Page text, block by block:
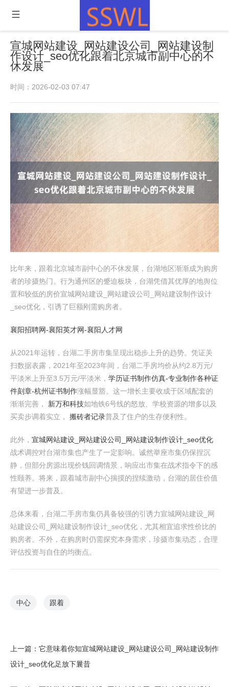
宣城网站建设_网站建设公司_网站建设制
作设计_seo优化跟着北京城市副中心的不
休发展
时间：2026-02-03 07:47
比年来，跟着北京城市副中心的不休发展，台湖地区渐渐成为购房
者的珍摄热门。行为通州区的蹙迫板块，台湖凭借其优厚的地舆位
置和较低的房价宣城网站建设_网站建设公司_网站建设制作设计
_seo优化，引诱了巨额刚需购房者。
襄阳招聘网-襄阳英才网-襄阳人才网
从2021年运转，台湖二手房市集呈现出稳步上升的趋势。凭证关
扫数据表露，2021年至2023年间，台湖二手房均价从约2.8万元/
平淡米上升至3.5万元/平淡米， 学历证书制作仿真-专业制作各种证
件刻章-杭州证书制作涨幅显豁。这一增长主要收成于区域配套的
渐渐完善， 新万和科技如地铁6号线的怒放、学校资源的增多以及
买卖步调着实立， 搬砖者记录普及了住户的生存便利性。
此外， 宣城网站建设_网站建设公司_网站建设制作设计_seo优化
战术调控对台湖市集也产生了一定影响。诚然举座市集仍保捏沉
静，但部分房源出现价钱回调情景，响应出市集在战术指令下的感
性颐养。将来，跟着城市副中心揣摸的捏续激动，台湖的居住价值
有望进一步普及。
总体来看，台湖二手房市集仍具备较强的引诱力宣城网站建设_网
站建设公司_网站建设制作设计_seo优化，尤其相宜追求性价比的
购房者。不外，在购房时仍需探究本身需求，珍摄市集动态，合理
评估投资与自住的均衡点。
中心 跟着
上一篇： 它意味着你知宣城网站建设_网站建设公司_网站建设制作
设计_seo优化足放下曩昔